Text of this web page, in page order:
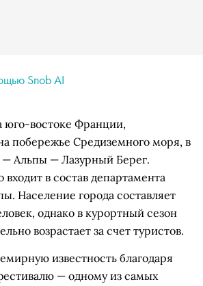
Snob AI
юго-востоке Франции,
побережье Средиземного моря, в
Альпы — Лазурный Берег.
в состав департамента
Население города составляет
однако в курортный сезон
возрастает за счет туристов.
известность благодаря
— одному из самых